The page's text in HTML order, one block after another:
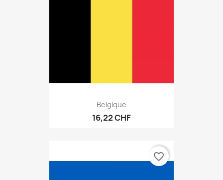
Belgique
16,22 CHF
favorite_border